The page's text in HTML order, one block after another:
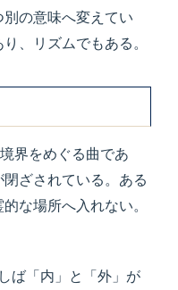
の意味へ変えてい
、リズムでもある。
界をめぐる曲であ
ざされている。ある
な場所へ入れない。
ば「内」と「外」が